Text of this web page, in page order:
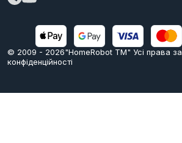
© 2009 - 2026"HomeRobot ТМ" Усi права
конфіденційності